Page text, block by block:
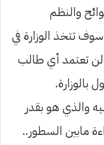
والنظم
تتخذ الوزارة في
لن تعتمد أي طالب
بالوزارة.
والذي هو بقدر
مابين السطور..